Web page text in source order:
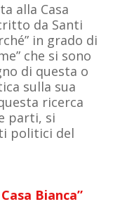
alla Casa
da Santi
in grado di
che si sono
di questa o
sulla sua
ricerca
parti, si
politici del
Bianca”